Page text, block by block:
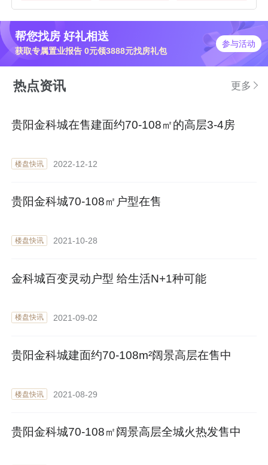
帮您找房 好礼相送
获取专属置业报告 0元领3888元找房礼包
参与活动
热点资讯 更多
贵阳金科城在售建面约70-108㎡的高层3-4房
楼盘快讯 2022-12-12
贵阳金科城70-108㎡户型在售
楼盘快讯 2021-10-28
金科城百变灵动户型 给生活N+1种可能
楼盘快讯 2021-09-02
贵阳金科城建面约70-108m²阔景高层在售中
楼盘快讯 2021-08-29
贵阳金科城70-108㎡阔景高层全城火热发售中